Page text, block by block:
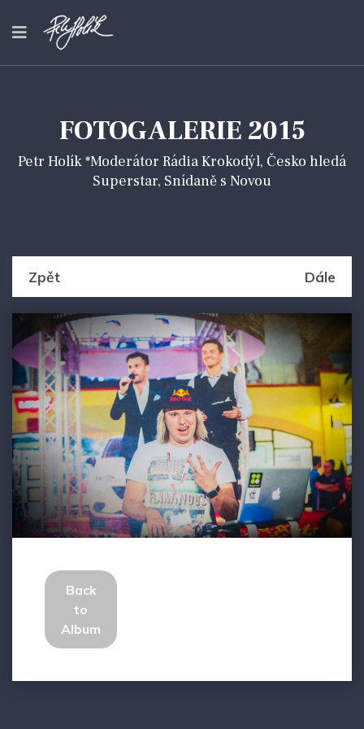
FOTOGALERIE 2015
Petr Holík *Moderátor Rádia Krokodýl, Česko hledá
Superstar, Snídaně s Novou
Zpět Dále
Back
to
Album